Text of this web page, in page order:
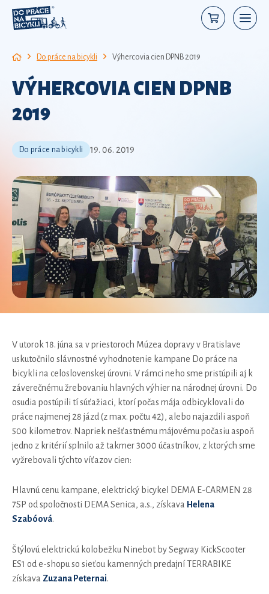
Do práce na bicykli Výhercovia cien DPNB 2019
VÝHERCOVIA CIEN DPNB
2019
Do práce na bicykli 19. 06. 2019
V utorok 18. júna sa v priestoroch Múzea dopravy v Bratislave
uskutočnilo slávnostné vyhodnotenie kampane Do práce na
bicykli na celoslovenskej úrovni. V rámci neho sme pristúpili aj k
záverečnému žrebovaniu hlavných výhier na národnej úrovni. Do
osudia postúpili tí súťažiaci, ktorí počas mája odbicyklovali do
práce najmenej 28 jázd (z max. počtu 42), alebo najazdili aspoň
500 kilometrov. Napriek nešťastnému májovému počasiu aspoň
jedno z kritérií splnilo až takmer 3000 účastníkov, z ktorých sme
vyžrebovali týchto víťazov cien:
Hlavnú cenu kampane, elektrický bicykel DEMA E-CARMEN 28
7SP od spoločnosti DEMA Senica, a.s., získava Helena
Szabóová.
Štýlovú elektrickú kolobežku Ninebot by Segway KickScooter
ES1 od e-shopu so sieťou kamenných predajní TERRABIKE
získava Zuzana Peternai.